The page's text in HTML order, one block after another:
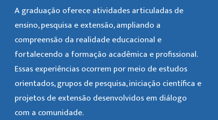
A graduação oferece atividades articuladas de
ensino, pesquisa e extensão, ampliando a
compreensão da realidade educacional e
fortalecendo a formação acadêmica e profissional.
Essas experiências ocorrem por meio de estudos
orientados, grupos de pesquisa, iniciação científica e
projetos de extensão desenvolvidos em diálogo
com a comunidade.